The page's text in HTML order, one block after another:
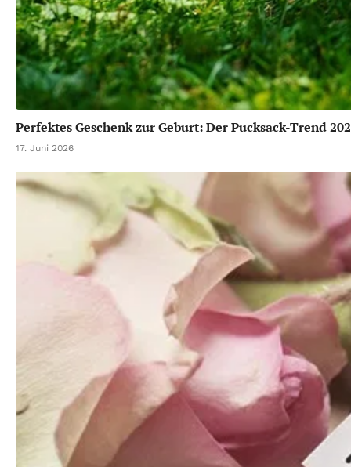
Perfektes Geschenk zur Geburt: Der Pucksack-Trend
17. Juni 2026